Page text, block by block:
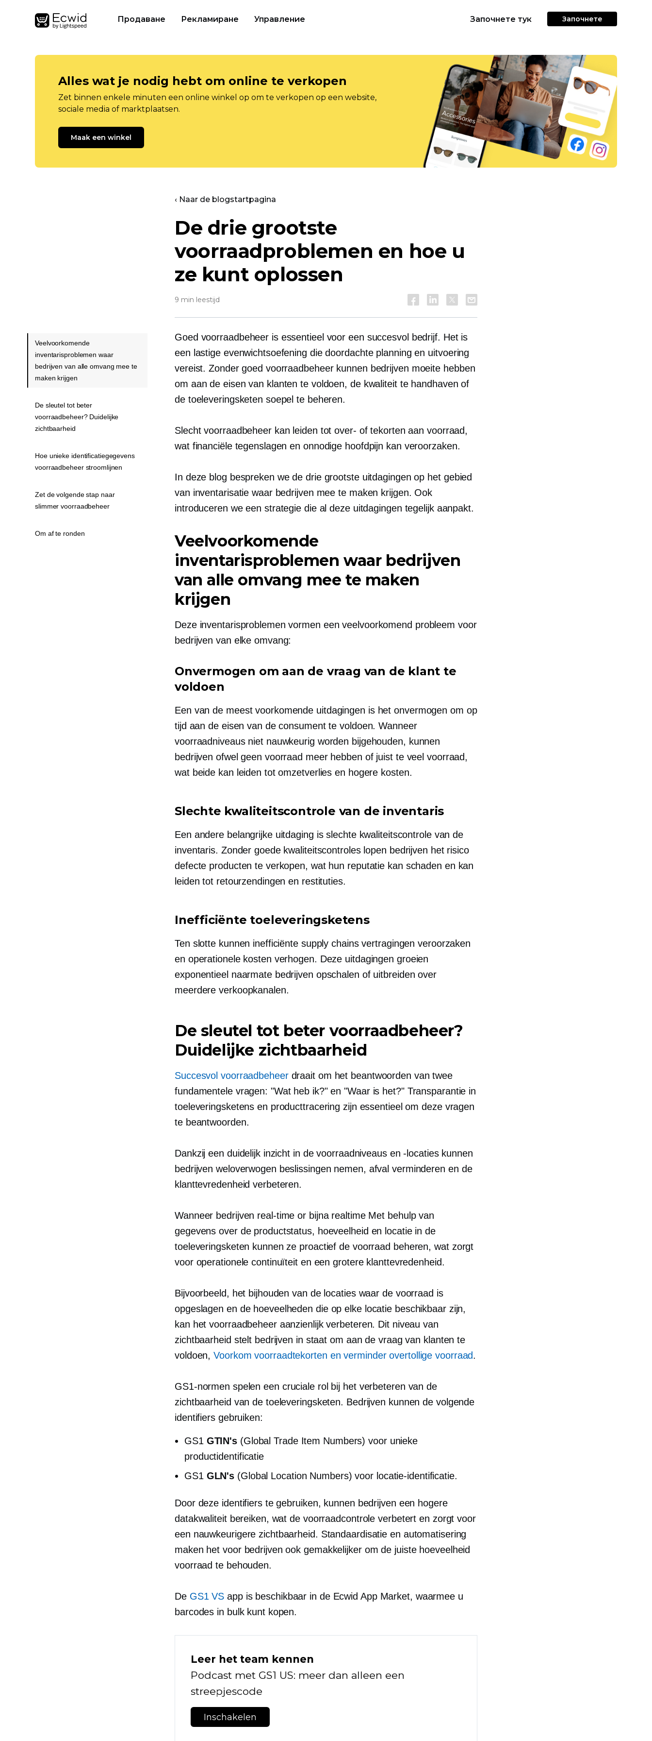
Продаване Рекламиране Управление Започнете тук Започнете
Alles wat je nodig hebt om online te verkopen
Zet binnen enkele minuten een online winkel op om te verkopen op een website,
sociale media of marktplaatsen.
Maak een winkel
‹ Naar de blogstartpagina
De drie grootste
voorraadproblemen en hoe u
ze kunt oplossen
9 min leestijd
Goed voorraadbeheer is essentieel voor een succesvol bedrijf. Het is
een lastige evenwichtsoefening die doordachte planning en uitvoering
vereist. Zonder goed voorraadbeheer kunnen bedrijven moeite hebben
om aan de eisen van klanten te voldoen, de kwaliteit te handhaven of
de toeleveringsketen soepel te beheren.
Slecht voorraadbeheer kan leiden tot over- of tekorten aan voorraad,
wat financiële tegenslagen en onnodige hoofdpijn kan veroorzaken.
In deze blog bespreken we de drie grootste uitdagingen op het gebied
van inventarisatie waar bedrijven mee te maken krijgen. Ook
introduceren we een strategie die al deze uitdagingen tegelijk aanpakt.
Veelvoorkomende
inventarisproblemen waar bedrijven
van alle omvang mee te maken
krijgen
Deze inventarisproblemen vormen een veelvoorkomend probleem voor
bedrijven van elke omvang:
Onvermogen om aan de vraag van de klant te
voldoen
Een van de meest voorkomende uitdagingen is het onvermogen om op
tijd aan de eisen van de consument te voldoen. Wanneer
voorraadniveaus niet nauwkeurig worden bijgehouden, kunnen
bedrijven ofwel geen voorraad meer hebben of juist te veel voorraad,
wat beide kan leiden tot omzetverlies en hogere kosten.
Slechte kwaliteitscontrole van de inventaris
Een andere belangrijke uitdaging is slechte kwaliteitscontrole van de
inventaris. Zonder goede kwaliteitscontroles lopen bedrijven het risico
defecte producten te verkopen, wat hun reputatie kan schaden en kan
leiden tot retourzendingen en restituties.
Inefficiënte toeleveringsketens
Ten slotte kunnen inefficiënte supply chains vertragingen veroorzaken
en operationele kosten verhogen. Deze uitdagingen groeien
exponentieel naarmate bedrijven opschalen of uitbreiden over
meerdere verkoopkanalen.
De sleutel tot beter voorraadbeheer?
Duidelijke zichtbaarheid
Succesvol voorraadbeheerdraait om het beantwoorden van twee
fundamentele vragen: "Wat heb ik?" en "Waar is het?" Transparantie in
toeleveringsketens en producttracering zijn essentieel om deze vragen
te beantwoorden.
Dankzij een duidelijk inzicht in de voorraadniveaus en -locaties kunnen
bedrijven weloverwogen beslissingen nemen, afval verminderen en de
klanttevredenheid verbeteren.
Wanneer bedrijven real-time or bijna realtimeMet behulp van
gegevens over de productstatus, hoeveelheid en locatie in de
toeleveringsketen kunnen ze proactief de voorraad beheren, wat zorgt
voor operationele continuïteit en een grotere klanttevredenheid.
Bijvoorbeeld, het bijhouden van de locaties waar de voorraad is
opgeslagen en de hoeveelheden die op elke locatie beschikbaar zijn,
kan het voorraadbeheer aanzienlijk verbeteren. Dit niveau van
zichtbaarheid stelt bedrijven in staat om aan de vraag van klanten te
voldoen,Voorkom voorraadtekorten en verminder overtollige voorraad.
GS1-normen spelen een cruciale rol bij het verbeteren van de
zichtbaarheid van de toeleveringsketen. Bedrijven kunnen de volgende
identifiers gebruiken:
GS1 GTIN's (Global Trade Item Numbers) voor unieke
productidentificatie
GS1 GLN's (Global Location Numbers) voor locatie-identificatie.
Door deze identifiers te gebruiken, kunnen bedrijven een hogere
datakwaliteit bereiken, wat de voorraadcontrole verbetert en zorgt voor
een nauwkeurigere zichtbaarheid. Standaardisatie en automatisering
maken het voor bedrijven ook gemakkelijker om de juiste hoeveelheid
voorraad te behouden.
De GS1 VS app is beschikbaar in de Ecwid App Market, waarmee u
barcodes in bulk kunt kopen.
Leer het team kennen
Podcast met GS1 US: meer dan alleen een
streepjescode
Inschakelen
Veelvoorkomende
inventarisproblemen waar
bedrijven van alle omvang mee te
maken krijgen
De sleutel tot beter
voorraadbeheer? Duidelijke
zichtbaarheid
Hoe unieke identificatiegegevens
voorraadbeheer stroomlijnen
Zet de volgende stap naar
slimmer voorraadbeheer
Om af te ronden